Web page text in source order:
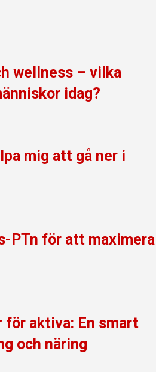
wellness – vilka
idag?
mig att gå ner i
PTn för att maximera
för aktiva: En smart
och näring